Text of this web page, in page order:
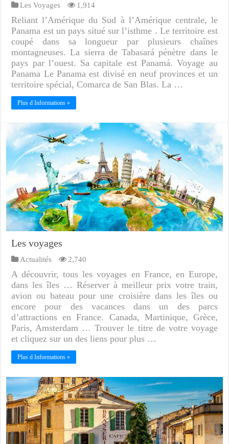
Les Voyages 1,914
Reliant l’Amérique du Sud à l’Amérique centrale, le
Panama est un pays situé sur l’isthme . Le territoire est
coupé dans sa longueur par plusieurs chaînes
montagneuses. La sierra de Tabasará pénètre dans le
pays par l’ouest. Sa capitale est Panamá. Voyage au
Panama Le Panama est divisé en neuf provinces et un
territoire spécial, Comarca de San Blas. La …
Plus d Informations »
Les voyages
Actualités 2,740
A découvrir, tous les voyages en France, en Europe,
dans les îles … Réserver à meilleur prix votre train,
avion ou bateau pour une croisière dans les îles ou
encore pour des vacances dans un des parcs
d’attractions en France. Canada, Martinique, Grèce,
Paris, Amsterdam … Trouver le titre de votre voyage
et cliquez sur un des liens pour plus …
Plus d Informations »